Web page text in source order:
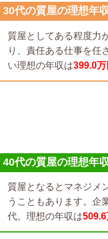
30代の質屋の理想年
質屋としてある程度力
り、責任ある仕事を任
い理想の年収は399.0万
40代の質屋の理想年
質屋となるとマネジメ
うこともあります。企
代。理想の年収は509.6